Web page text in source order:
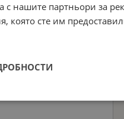
с нашите партньори за
която сте им